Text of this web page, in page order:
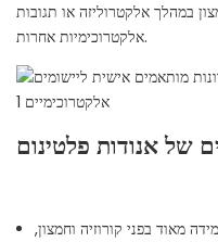
במהלך אלקטרוליזה או תגובות
אלקטרוכימיות אחרות.
מאוד בפני קורוזיה וחמצון,